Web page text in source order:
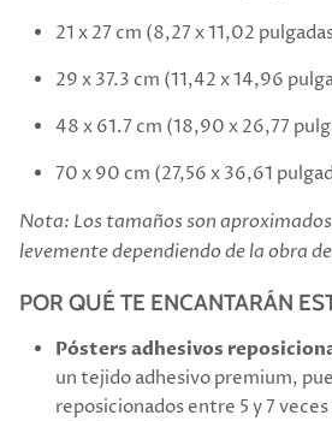
21 x 27 cm (8,27 x 11,02
29 x 37.3 cm (11,42 x 14,96
48 x 61.7 cm (18,90 x 26,77
70 x 90 cm (27,56 x 36,61
Nota: Los tamaños son
levemente dependiendo de la obra
POR QUÉ TE ENCANTARÁN
Pósters adhesivos
un tejido adhesivo premium,
reposicionados entre 5 y 7